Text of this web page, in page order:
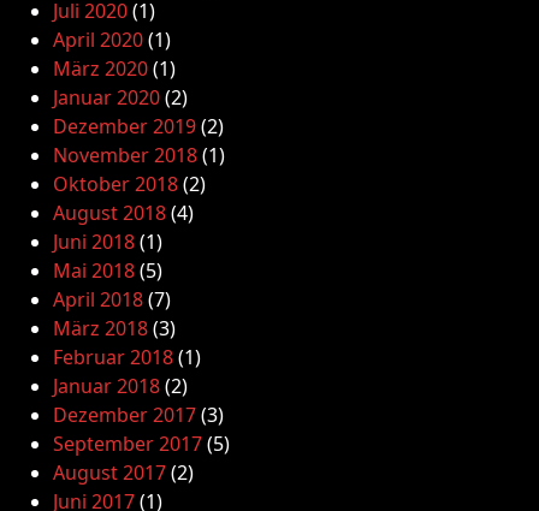
Juli 2020(1)
April 2020(1)
März 2020(1)
Januar 2020(2)
Dezember 2019(2)
November 2018(1)
Oktober 2018(2)
August 2018(4)
Juni 2018(1)
Mai 2018(5)
April 2018(7)
März 2018(3)
Februar 2018(1)
Januar 2018(2)
Dezember 2017(3)
September 2017(5)
August 2017(2)
Juni 2017(1)